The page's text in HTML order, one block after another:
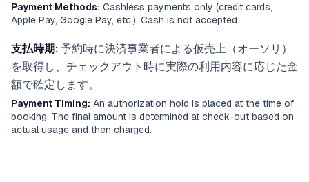
Payment Methods: Cashless payments only (credit cards,
Apple Pay, Google Pay, etc.). Cash is not accepted.
支払時期:予約時に決済事業者による仮売上（オーソリ）
を取得し、チェックアウト時に実際の利用内容に応じた金
額で確定します。
Payment Timing: An authorization hold is placed at the time of
booking. The final amount is determined at check-out based on
actual usage and then charged.